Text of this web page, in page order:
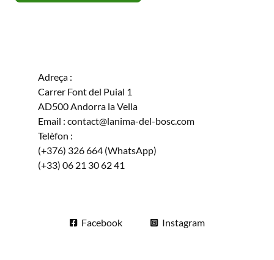
Adreça :
Carrer Font del Puial 1
AD500 Andorra la Vella
Email : contact@lanima-del-bosc.com
Telèfon :
(+376) 326 664 (WhatsApp)
(+33) 06 21 30 62 41
Facebook Instagram